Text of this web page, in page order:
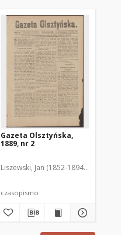
Gazeta Olsztyńska,
1889, nr 2
Liszewski, Jan (1852-1894). Red.
czasopismo